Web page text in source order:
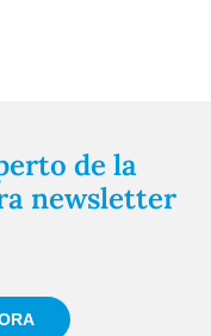
de la
newsletter